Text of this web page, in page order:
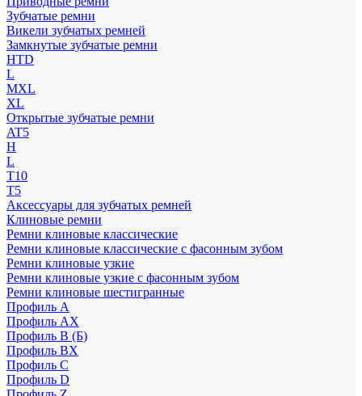
Зубчатые ремни
Викели зубчатых ремней
Замкнутые зубчатые ремни
HTD
L
MXL
XL
Открытые зубчатые ремни
AT5
H
L
T10
T5
Аксессуары для зубчатых ремней
Клиновые ремни
Ремни клиновые классические
Ремни клиновые классические с фасонным зубом
Ремни клиновые узкие
Ремни клиновые узкие с фасонным зубом
Ремни клиновые шестигранные
Профиль A
Профиль AX
Профиль B (Б)
Профиль BX
Профиль C
Профиль D